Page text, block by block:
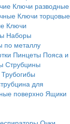
Ключи разводные
Ключи торцовые
Ключи
Наборы
по металлу
Пинцеты Пояса и
Струбцины
Трубогибы
для
поверхно Ящики